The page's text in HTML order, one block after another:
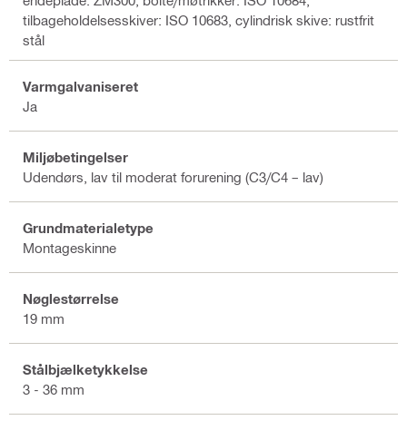
tilbageholdelsesskiver: ISO 10683, cylindrisk skive: rustfrit
stål
Varmgalvaniseret
Ja
Miljøbetingelser
Udendørs, lav til moderat forurening (C3/C4 – lav)
Grundmaterialetype
Montageskinne
Nøglestørrelse
19 mm
Stålbjælketykkelse
3 - 36 mm